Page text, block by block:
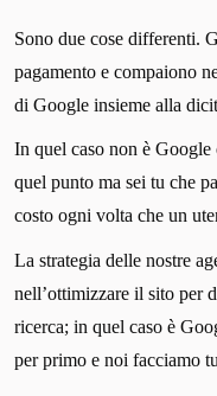
Sono due cose differenti.
pagamento e compaiono
di Google insieme alla
In quel caso non è
quel punto ma sei tu che
costo ogni volta che un
La strategia delle nostre
nell’ottimizzare il sito per
ricerca; in quel caso è
per primo e noi facciamo